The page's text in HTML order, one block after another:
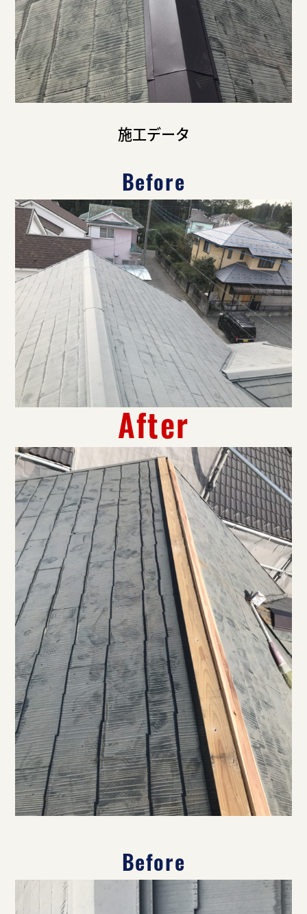
施工データ
Before
After
Before